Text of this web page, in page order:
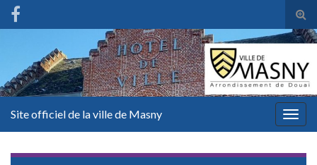
Site officiel de la ville de Masny